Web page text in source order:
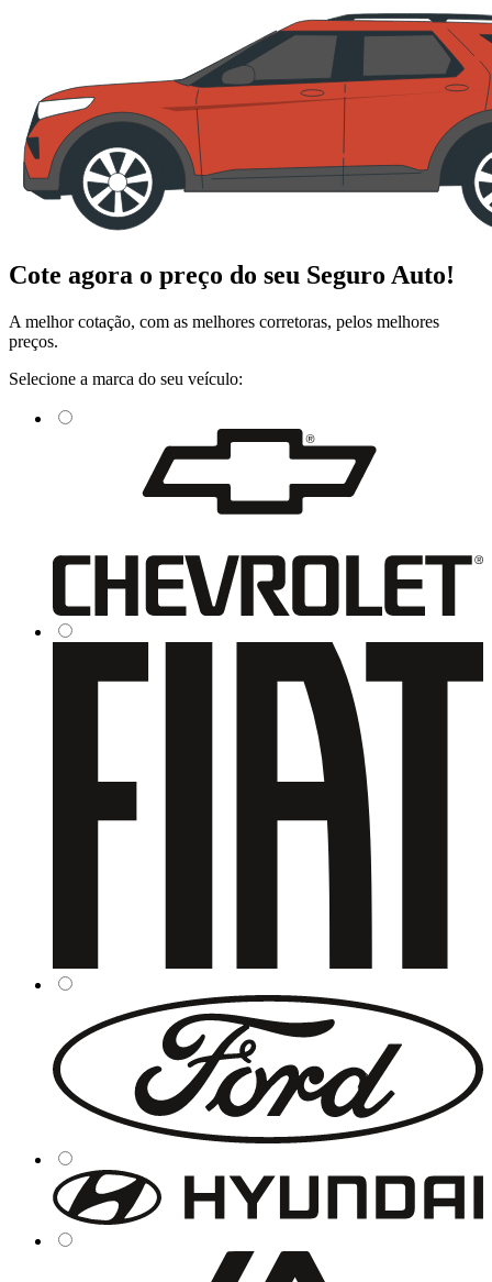
Cote agora o preço do seu Seguro Auto!
A melhor cotação, com as melhores corretoras, pelos melhores
preços.
Selecione a marca do seu veículo: